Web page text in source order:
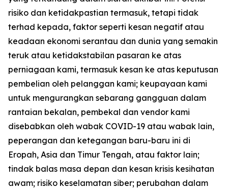
risiko dan ketidakpastian termasuk, tetapi tidak
terhad kepada, faktor seperti kesan negatif atau
keadaan ekonomi serantau dan dunia yang semakin
teruk atau ketidakstabilan pasaran ke atas
perniagaan kami, termasuk kesan ke atas keputusan
pembelian oleh pelanggan kami; keupayaan kami
untuk mengurangkan sebarang gangguan dalam
rantaian bekalan, pembekal dan vendor kami
disebabkan oleh wabak COVID-19 atau wabak lain,
peperangan dan ketegangan baru-baru ini di
Eropah, Asia dan Timur Tengah, atau faktor lain;
tindak balas masa depan dan kesan krisis kesihatan
awam; risiko keselamatan siber; perubahan dalam